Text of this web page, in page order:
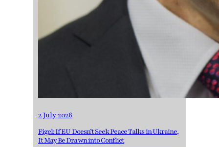
2 July 2026
Figel: If EU Doesn’t Seek Peace Talks in Ukraine,
It May Be Drawn into Conflict